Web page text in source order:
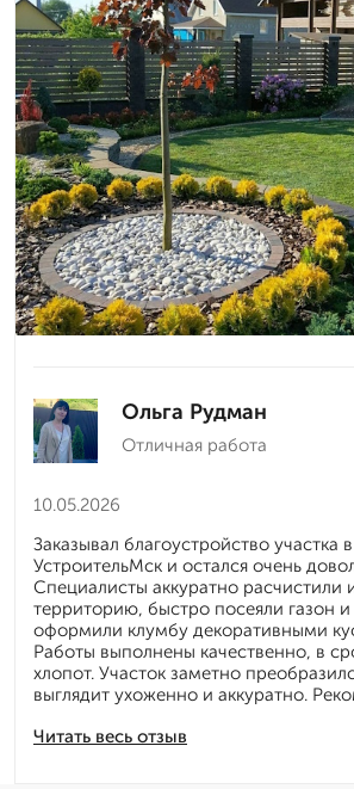
Ольга Рудман
Отличная работа
10.05.2026
Читать весь отзыв
Заказывал благоустройство участка
УстроительМск и остался очень
Специалисты аккуратно расчистили
территорию, быстро посеяли газон
оформили клумбу декоративными
Работы выполнены качественно, в
хлопот. Участок заметно
выглядит ухоженно и аккуратно.